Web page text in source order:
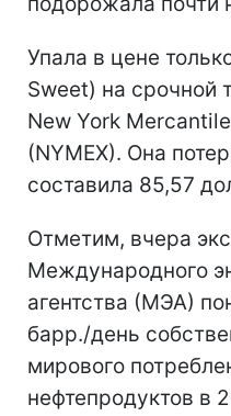
Упала в цене
Sweet) на срочной
New York
(NYMEX). Она
составила 85,57
Отметим, вчера
Международного
агентства (МЭА)
барр./день
мирового
нефтепродуктов в